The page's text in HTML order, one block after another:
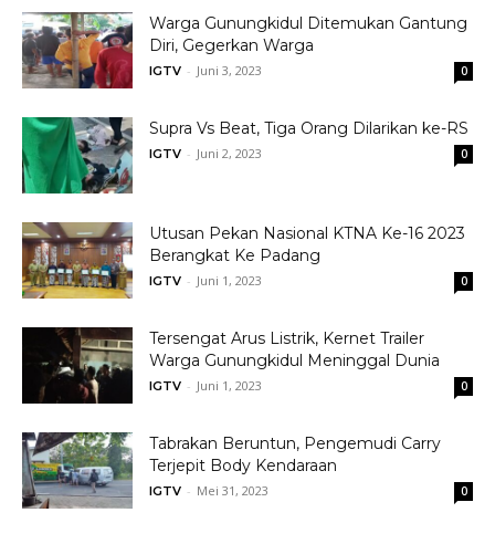
Warga Gunungkidul Ditemukan Gantung
Diri, Gegerkan Warga
IGTV - Juni 3, 2023 0
Supra Vs Beat, Tiga Orang Dilarikan ke-RS
IGTV - Juni 2, 2023 0
Utusan Pekan Nasional KTNA Ke-16 2023
Berangkat Ke Padang
IGTV - Juni 1, 2023 0
Tersengat Arus Listrik, Kernet Trailer
Warga Gunungkidul Meninggal Dunia
IGTV - Juni 1, 2023 0
Tabrakan Beruntun, Pengemudi Carry
Terjepit Body Kendaraan
IGTV - Mei 31, 2023 0